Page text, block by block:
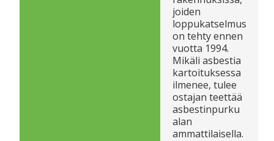
joiden
loppukatselmus
on tehty ennen
vuotta 1994.
Mikäli asbestia
kartoituksessa
ilmenee, tulee
ostajan teettää
asbestinpurku
alan
ammattilaisella.